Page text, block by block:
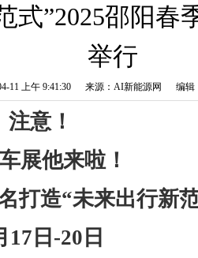
式”2025邵阳春
举行
04-11 上午 9:41:30 来源：AI新能源网 编
意！
车展他来啦！
打造“未来出行新
17日-20日